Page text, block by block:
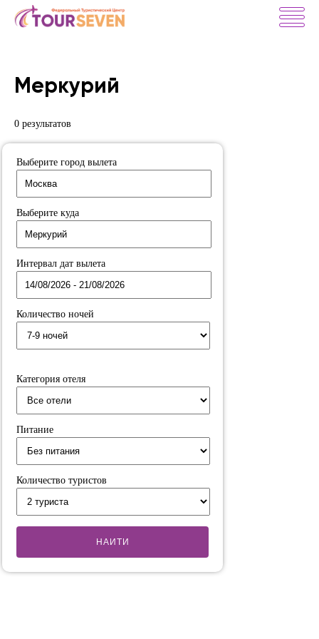
Меркурий
0 результатов
Выберите город вылета
Выберите куда
Интервал дат вылета
Количество ночей
Категория отеля
Питание
Количество туристов
НАИТИ